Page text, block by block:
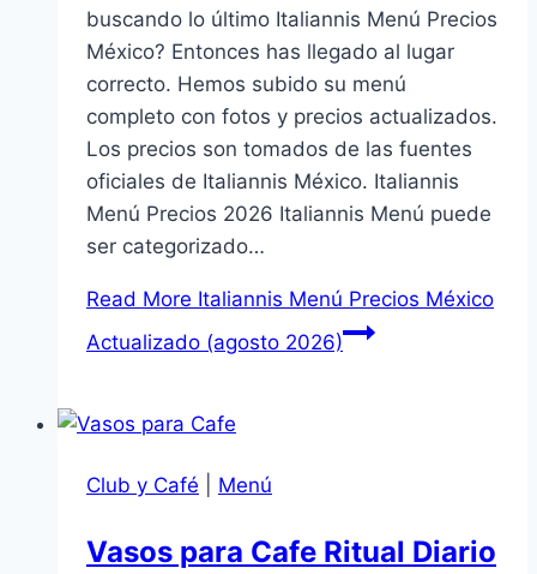
buscando lo último Italiannis Menú Precios
México? Entonces has llegado al lugar
correcto. Hemos subido su menú
completo con fotos y precios actualizados.
Los precios son tomados de las fuentes
oficiales de Italiannis México. Italiannis
Menú Precios 2026 Italiannis Menú puede
ser categorizado…
Read More Italiannis Menú Precios México
Actualizado (agosto 2026)
Club y Café Menú
Vasos para Cafe Ritual Diario